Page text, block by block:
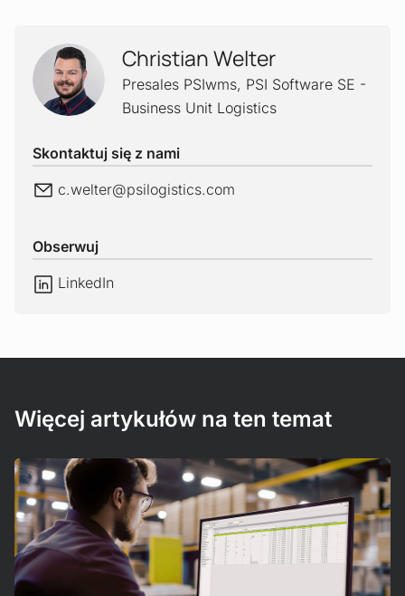
Christian Welter
Presales PSIwms, PSI Software SE -
Business Unit Logistics
Skontaktuj się z nami
E-Mailc.welter@psilogistics.com
Obserwuj
LinkedIn
LinkedIn
Więcej artykułów na ten temat
Czytaj więcej!